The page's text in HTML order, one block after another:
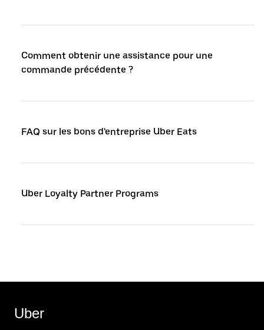
Comment obtenir une assistance pour une
commande précédente ?
FAQ sur les bons d'entreprise Uber Eats
Uber Loyalty Partner Programs
Uber